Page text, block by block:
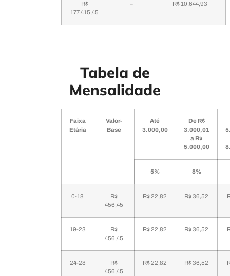
R$
177.415,45
– R$ 10.644,93
Tabela de
Mensalidade
Faixa
Etária
Valor-
Base
Até
3.000,00
De R$
3.000,01
a R$
5.000,00
5% 8%
0-18
R$
456,45
R$ 22,82 R$ 36,52
19-23
R$
456,45
R$ 22,82 R$ 36,52
24-28
R$
456,45
R$ 22,82 R$ 36,52